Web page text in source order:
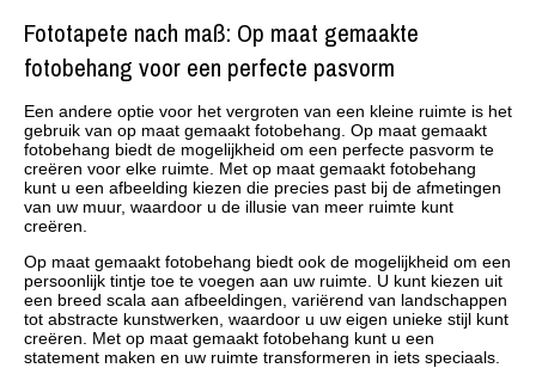
Fototapete nach maß: Op maat gemaakte
fotobehang voor een perfecte pasvorm
Een andere optie voor het vergroten van een kleine ruimte is het
gebruik van op maat gemaakt fotobehang. Op maat gemaakt
fotobehang biedt de mogelijkheid om een perfecte pasvorm te
creëren voor elke ruimte. Met op maat gemaakt fotobehang
kunt u een afbeelding kiezen die precies past bij de afmetingen
van uw muur, waardoor u de illusie van meer ruimte kunt
creëren.
Op maat gemaakt fotobehang biedt ook de mogelijkheid om een
persoonlijk tintje toe te voegen aan uw ruimte. U kunt kiezen uit
een breed scala aan afbeeldingen, variërend van landschappen
tot abstracte kunstwerken, waardoor u uw eigen unieke stijl kunt
creëren. Met op maat gemaakt fotobehang kunt u een
statement maken en uw ruimte transformeren in iets speciaals.